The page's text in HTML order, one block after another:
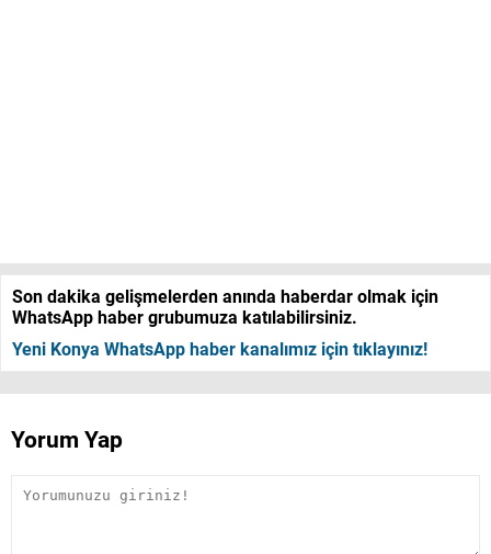
Son dakika gelişmelerden anında haberdar olmak için
WhatsApp haber grubumuza katılabilirsiniz.
Yeni Konya WhatsApp haber kanalımız için tıklayınız!
Yorum Yap